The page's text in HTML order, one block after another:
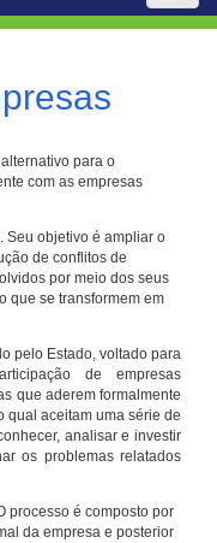
para o
com as empresas
Seu objetivo é ampliar o
de conflitos de
por meio dos seus
que se transformem em
pelo Estado, voltado para
de empresas
que aderem formalmente
qual aceitam uma série de
analisar e investir
os problemas relatados
processo é composto por
da empresa e posterior